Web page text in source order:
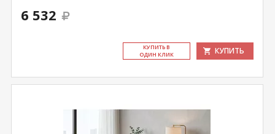
6 532
КУ­ПИТЬ В
ОДИН КЛИК
КУПИТЬ